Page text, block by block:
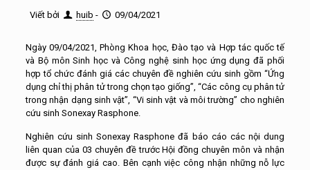
Viết bởi huib - 09/04/2021
Ngày 09/04/2021, Phòng Khoa học, Đào tạo và Hợp tác quốc tế
và Bộ môn Sinh học và Công nghệ sinh học ứng dụng đã phối
hợp tổ chức đánh giá các chuyên đề nghiên cứu sinh gồm “Ứng
dụng chỉ thị phân tử trong chọn tạo giống”, “Các công cụ phân tử
trong nhận dạng sinh vật”, “Vi sinh vật và môi trường” cho nghiên
cứu sinh Sonexay Rasphone.
Nghiên cứu sinh Sonexay Rasphone đã báo cáo các nội dung
liên quan của 03 chuyên đề trước Hội đồng chuyên môn và nhận
được sự đánh giá cao. Bên cạnh việc công nhận những nỗ lực